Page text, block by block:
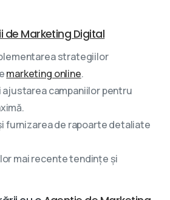
de Marketing Digital
strategiilor
marketing online.
campaniilor pentru
furnizarea de rapoarte detaliate
mai recente tendințe și